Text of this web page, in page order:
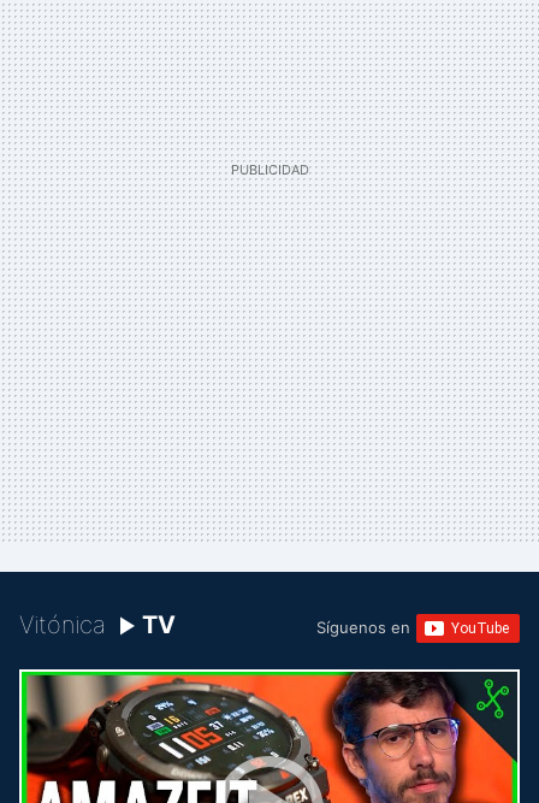
Vitónica TV Síguenos en